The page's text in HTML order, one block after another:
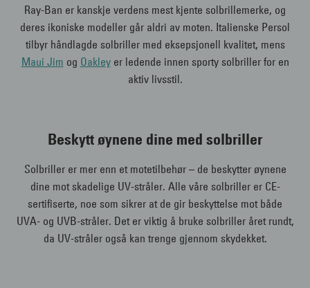
Ray-Ban er kanskje verdens mest kjente solbrillemerke, og
deres ikoniske modeller går aldri av moten. Italienske Persol
tilbyr håndlagde solbriller med eksepsjonell kvalitet, mens
Maui Jim og Oakleyer ledende innen sporty solbriller for en
aktiv livsstil.
Beskytt øynene dine med solbriller
Solbriller er mer enn et motetilbehør – de beskytter øynene
dine mot skadelige UV-stråler. Alle våre solbriller er CE-
sertifiserte, noe som sikrer at de gir beskyttelse mot både
UVA- og UVB-stråler. Det er viktig å bruke solbriller året rundt,
da UV-stråler også kan trenge gjennom skydekket.